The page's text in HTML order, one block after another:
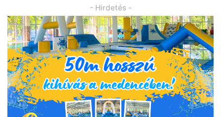
- Hirdetés -